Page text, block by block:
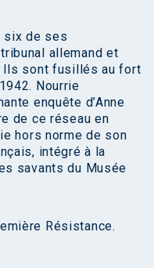
six de ses
allemand et
Ils sont fusillés au fort
Nourrie
enquête d’Anne
de ce réseau en
hors norme de son
intégré à la
savants du Musée
Résistance.